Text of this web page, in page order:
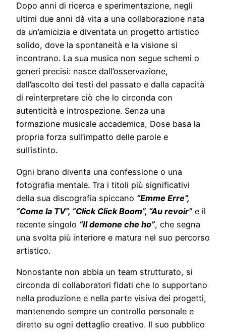
Dopo anni di ricerca e sperimentazione, negli
ultimi due anni dà vita a una collaborazione nata
da un’amicizia e diventata un progetto artistico
solido, dove la spontaneità e la visione si
incontrano. La sua musica non segue schemi o
generi precisi: nasce dall’osservazione,
dall’ascolto dei testi del passato e dalla capacità
di reinterpretare ciò che lo circonda con
autenticità e introspezione. Senza una
formazione musicale accademica, Dose basa la
propria forza sull’impatto delle parole e
sull’istinto.
Ogni brano diventa una confessione o una
fotografia mentale. Tra i titoli più significativi
della sua discografia spiccano “Emme Erre”,
“Come la TV”, “Click Click Boom”, “Au revoir” e il
recente singolo “Il demone che ho”, che segna
una svolta più interiore e matura nel suo percorso
artistico.
Nonostante non abbia un team strutturato, si
circonda di collaboratori fidati che lo supportano
nella produzione e nella parte visiva dei progetti,
mantenendo sempre un controllo personale e
diretto su ogni dettaglio creativo. Il suo pubblico